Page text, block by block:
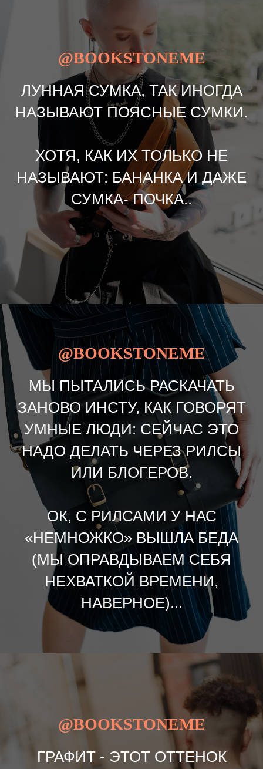
@BOOKSTONEME
ЛУННАЯ СУМКА, ТАК ИНОГДА
НАЗЫВАЮТ ПОЯСНЫЕ СУМКИ.
ХОТЯ, КАК ИХ ТОЛЬКО НЕ
НАЗЫВАЮТ: БАНАНКА И ДАЖЕ
СУМКА- ПОЧКА..
@BOOKSTONEME
МЫ ПЫТАЛИСЬ РАСКАЧАТЬ
ЗАНОВО ИНСТУ, КАК ГОВОРЯТ
УМНЫЕ ЛЮДИ: СЕЙЧАС ЭТО
НАДО ДЕЛАТЬ ЧЕРЕЗ РИЛСЫ
ИЛИ БЛОГЕРОВ.
ОК, С РИЛСАМИ У НАС
«НЕМНОЖКО» ВЫШЛА БЕДА
(МЫ ОПРАВДЫВАЕМ СЕБЯ
НЕХВАТКОЙ ВРЕМЕНИ,
НАВЕРНОЕ)...
@BOOKSTONEME
ГРАФИТ - ЭТОТ ОТТЕНОК